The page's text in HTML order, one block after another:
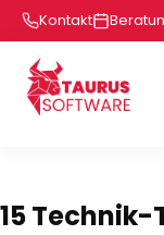
Kontakt
15